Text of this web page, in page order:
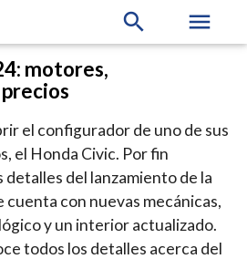
search menu
motores,
el configurador de uno de sus
el Honda Civic. Por fin
del lanzamiento de la
con nuevas mecánicas,
y un interior actualizado.
todos los detalles acerca del